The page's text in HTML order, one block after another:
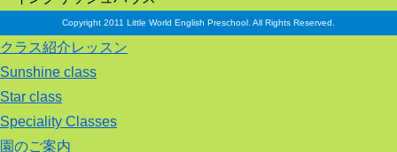
Copyright 2011 Little World English Preschool. All Rights Reserved.
クラス紹介レッスン
Sunshine class
Star class
Speciality Classes
園のご案内